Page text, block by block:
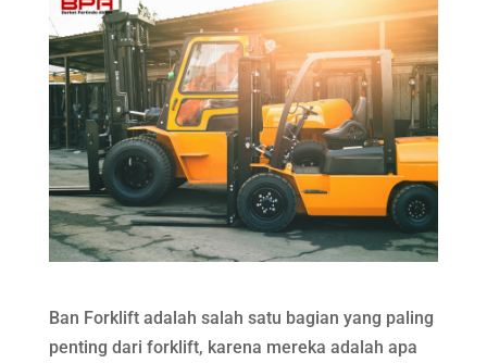
Ban Forklift adalah salah satu bagian yang paling
penting dari forklift, karena mereka adalah apa